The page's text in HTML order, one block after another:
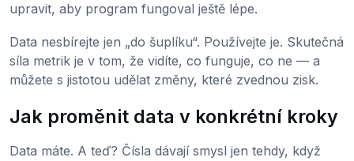
upravit, aby program fungoval ještě lépe.
Data nesbírejte jen „do šuplíku“. Používejte je. Skutečná
síla metrik je v tom, že vidíte, co funguje, co ne — a
můžete s jistotou udělat změny, které zvednou zisk.
Jak proměnit data v konkrétní kroky
Data máte. A teď? Čísla dávají smysl jen tehdy, když